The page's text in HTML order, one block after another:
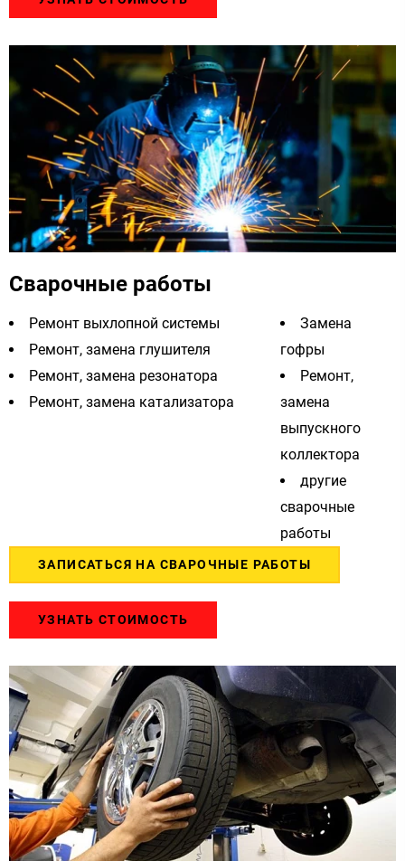
Сварочные работы
Ремонт выхлопной системы
Ремонт, замена глушителя
Ремонт, замена резонатора
Ремонт, замена катализатора
Замена
гофры
Ремонт,
замена
выпускного
коллектора
другие
сварочные
работы
ЗАПИСАТЬСЯ НА СВАРОЧНЫЕ РАБОТЫ
УЗНАТЬ СТОИМОСТЬ